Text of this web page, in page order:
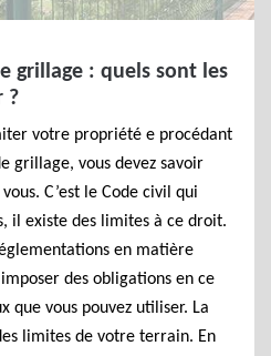
grillage : quels sont les
?
votre propriété e procédant
grillage, vous devez savoir
C’est le Code civil qui
il existe des limites à ce droit.
en matière
des obligations en ce
que vous pouvez utiliser. La
limites de votre terrain. En